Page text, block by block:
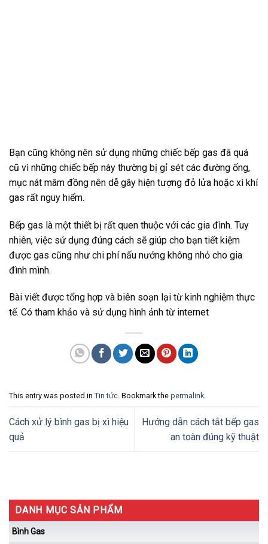
Bạn cũng không nên sử dụng những chiếc bếp gas đã quá
cũ vì những chiếc bếp này thường bị gỉ sét các đường ống,
mục nát mâm đồng nên dễ gây hiện tượng đỏ lửa hoặc xì khí
gas rất nguy hiểm.
Bếp gas là một thiết bị rất quen thuộc với các gia đình. Tuy
nhiên, việc sử dụng đúng cách sẽ giúp cho bạn tiết kiệm
được gas cũng như chi phí nấu nướng không nhỏ cho gia
đình mình.
Bài viết được tổng hợp và biên soạn lại từ kinh nghiệm thực
tế. Có tham khảo và sử dụng hình ảnh từ internet
This entry was posted in Tin tức . Bookmark the permalink
Cách xử lý bình gas bị xì hiệu
quả
Hướng dẫn cách tắt bếp gas
an toàn đúng kỹ thuật
DANH MỤC SẢN PHẨM
Bình Gas